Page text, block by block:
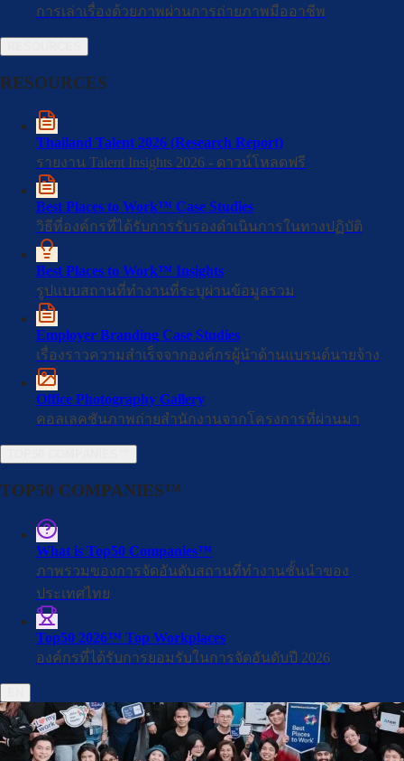
การเล่าเรื่องด้วยภาพผ่านการถ่ายภาพมืออาชีพ
RESOURCES
Thailand Talent 2026 (Research Report)
รายงาน Talent Insights 2026 - ดาวน์โหลดฟรี
Best Places to Work™ Case Studies
วิธีที่องค์กรที่ได้รับการรับรองดำเนินการในทางปฏิบัติ
Best Places to Work™ Insights
รูปแบบสถานที่ทำงานที่ระบุผ่านข้อมูลรวม
Employer Branding Case Studies
เรื่องราวความสำเร็จจากองค์กรผู้นำด้านแบรนด์นายจ้าง
Office Photography Gallery
คอลเลคชันภาพถ่ายสำนักงานจากโครงการที่ผ่านมา
TOP50 COMPANIES™
What is Top50 Companies™
ภาพรวมของการจัดอันดับสถานที่ทำงานชั้นนำของ
ประเทศไทย
Top50 2026™ Top Workplaces
องค์กรที่ได้รับการยอมรับในการจัดอันดับปี 2026
Ajinomoto
Finnomena
ได้รับความไว้วางใจจากบริษัทชั้นนำ
บริษัทชั้นนำที่ได้รับการรับรอง Best
Places to Work™
ดูรายชื่อบริษัทที่ได้รับการรับรอง
พิสูจน์ความเป็นสุดยอดสถานที่ทำงาน
ที่พนักงานการันตี
Best Places to Work™ โดย WorkVenture ไม่ใช่แค่การรับรอง แต่
คือยืนยันด้วยข้อมูลว่าองค์กรของคุณโดดเด่นในฐานะนายจ้างที่น่า
ทำงานด้วย
องค์กรชั้นนำของประเทศไทยเลือกใช้ Best Places to Work™ เพื่อ
ยกระดับ Employer Brand อย่างเป็นระบบ การรับรองนี้ช่วยให้คุณ
ดึงดูด Talent คุณภาพสูงได้อย่างมีประสิทธิภาพ
เสริมความแข็งแรงให้กับข้อความ Employer Branding